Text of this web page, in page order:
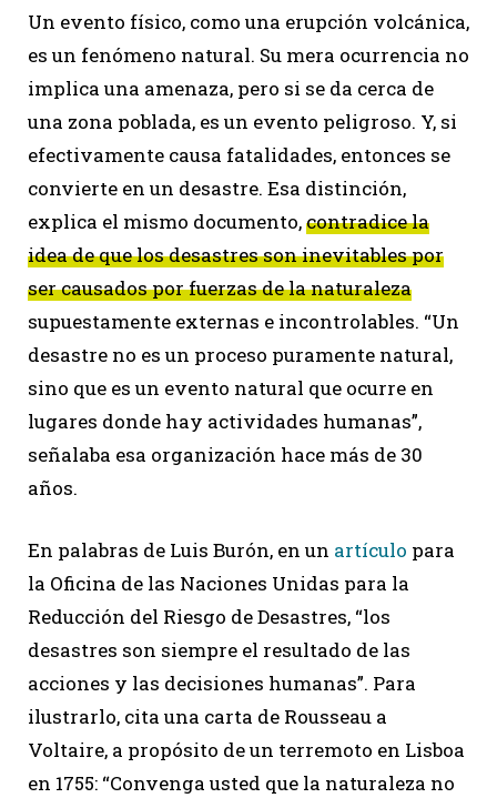
Un evento físico, como una erupción volcánica,
es un fenómeno natural. Su mera ocurrencia no
implica una amenaza, pero si se da cerca de
una zona poblada, es un evento peligroso. Y, si
efectivamente causa fatalidades, entonces se
convierte en un desastre. Esa distinción,
explica el mismo documento,contradice la
idea de que los desastres son inevitables por
ser causados por fuerzas de la naturaleza
supuestamente externas e incontrolables. “Un
desastre no es un proceso puramente natural,
sino que es un evento natural que ocurre en
lugares donde hay actividades humanas”,
señalaba esa organización hace más de 30
años.
En palabras de Luis Burón, en un artículo para
la Oficina de las Naciones Unidas para la
Reducción del Riesgo de Desastres, “los
desastres son siempre el resultado de las
acciones y las decisiones humanas”. Para
ilustrarlo, cita una carta de Rousseau a
Voltaire, a propósito de un terremoto en Lisboa
en 1755: “Convenga usted que la naturaleza no